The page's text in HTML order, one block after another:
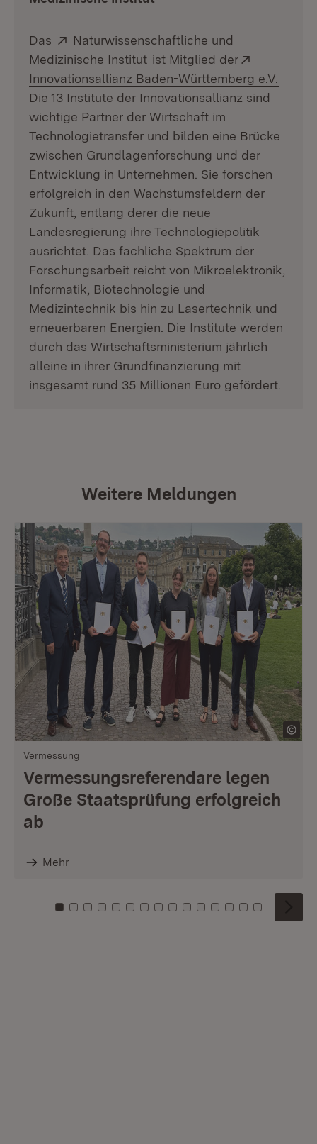
Das Extern:
Naturwissenschaftliche und
Medizinische Institut (Öffnet in neuem Fenster)
ist Mitglied der
Innovationsallianz Baden-Württemberg e.V.
Die 13 Institute der Innovationsallianz sind
wichtige Partner der Wirtschaft im
Technologietransfer und bilden eine Brücke
zwischen Grundlagenforschung und der
Entwicklung in Unternehmen. Sie forschen
erfolgreich in den Wachstumsfeldern der
Zukunft, entlang derer die neue
Landesregierung ihre Technologiepolitik
ausrichtet. Das fachliche Spektrum der
Forschungsarbeit reicht von Mikroelektronik,
Informatik, Biotechnologie und
Medizintechnik bis hin zu Lasertechnik und
erneuerbaren Energien. Die Institute werden
durch das Wirtschaftsministerium jährlich
alleine in ihrer Grundfinanzierung mit
insgesamt rund 35 Millionen Euro gefördert.
Weitere Meldungen
Vermessung
Vermessungsreferendare legen
Große Staatsprüfung erfolgreich
ab
Mehr
Zu Kachel: 0
Zu Kachel: 1
Zu Kachel: 2
Zu Kachel: 3
Zu Kachel: 4
Zu Kachel: 5
Zu Kachel: 6
Zu Kachel: 7
Zu Kachel: 8
Zu Kachel: 9
Zu Kachel: 10
Zu Kachel: 11
Zu Kachel: 12
Zu Kachel:
Zu